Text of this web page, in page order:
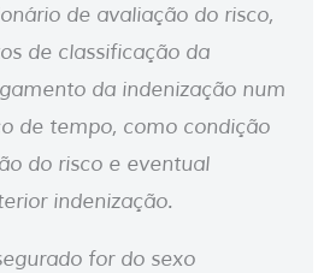
de avaliação do risco,
de classificação da
da indenização num
de tempo, como condição
do risco e eventual
indenização.
for do sexo